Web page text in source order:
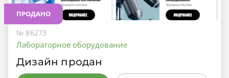
ПРОДАНО
№ 86273
Лабораторное оборудование
Дизайн продан